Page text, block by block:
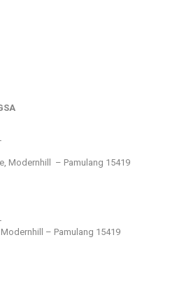
Modernhill – Pamulang 15419
– Pamulang 15419